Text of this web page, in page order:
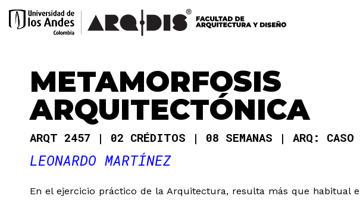
METAMORFOSIS
ARQUITECTÓNICA
ARQT 2457 02 CRÉDITOS 08 SEMANAS ARQ: CASO
LEONARDO MARTÍNEZ
En el ejercicio práctico de la Arquitectura, resulta más que habitual